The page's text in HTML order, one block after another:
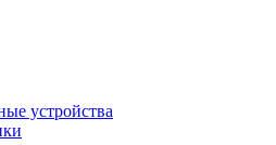
устройства